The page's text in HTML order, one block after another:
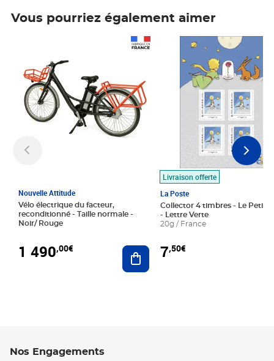
Vous pourriez également aimer
Nouvelle Attitude
Vélo électrique du facteur,
reconditionné - Taille normale -
Noir/ Rouge
1 490,00€ Ajouter au panier
Livraison offerte
La Poste
Collector 4 timbres - Le Petit
- Lettre Verte
20g / France
7,50€
Prix 7,50€
Nos Engagements